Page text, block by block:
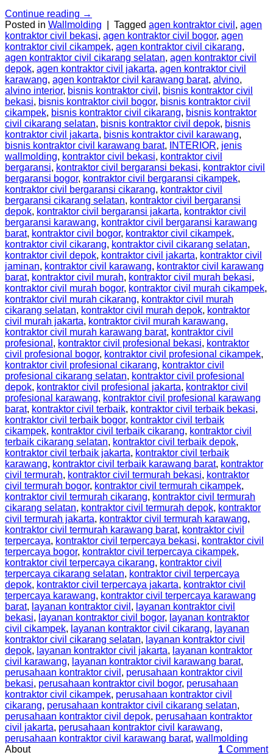
Continue reading →
Posted in Wallmolding Tagged agen kontraktor civil , agen
kontraktor civil bekasi, agen kontraktor civil bogor, agen
kontraktor civil cikampek, agen kontraktor civil cikarang,
agen kontraktor civil cikarang selatan, agen kontraktor civil
depok, agen kontraktor civil jakarta, agen kontraktor civil
karawang, agen kontraktor civil karawang barat, alvino,
alvino interior, bisnis kontraktor civil , bisnis kontraktor civil
bekasi, bisnis kontraktor civil bogor, bisnis kontraktor civil
cikampek, bisnis kontraktor civil cikarang, bisnis kontraktor
civil cikarang selatan, bisnis kontraktor civil depok, bisnis
kontraktor civil jakarta, bisnis kontraktor civil karawang,
bisnis kontraktor civil karawang barat, INTERIOR, jenis
wallmolding, kontraktor civil bekasi, kontraktor civil
bergaransi, kontraktor civil bergaransi bekasi, kontraktor civil
bergaransi bogor, kontraktor civil bergaransi cikampek,
kontraktor civil bergaransi cikarang, kontraktor civil
bergaransi cikarang selatan, kontraktor civil bergaransi
depok, kontraktor civil bergaransi jakarta, kontraktor civil
bergaransi karawang, kontraktor civil bergaransi karawang
barat, kontraktor civil bogor, kontraktor civil cikampek,
kontraktor civil cikarang, kontraktor civil cikarang selatan,
kontraktor civil depok, kontraktor civil jakarta, kontraktor civil
jaminan, kontraktor civil karawang, kontraktor civil karawang
barat, kontraktor civil murah, kontraktor civil murah bekasi,
kontraktor civil murah bogor, kontraktor civil murah cikampek,
kontraktor civil murah cikarang, kontraktor civil murah
cikarang selatan, kontraktor civil murah depok, kontraktor
civil murah jakarta, kontraktor civil murah karawang,
kontraktor civil murah karawang barat, kontraktor civil
profesional , kontraktor civil profesional bekasi, kontraktor
civil profesional bogor, kontraktor civil profesional cikampek,
kontraktor civil profesional cikarang, kontraktor civil
profesional cikarang selatan, kontraktor civil profesional
depok, kontraktor civil profesional jakarta, kontraktor civil
profesional karawang, kontraktor civil profesional karawang
barat, kontraktor civil terbaik, kontraktor civil terbaik bekasi,
kontraktor civil terbaik bogor, kontraktor civil terbaik
cikampek, kontraktor civil terbaik cikarang, kontraktor civil
terbaik cikarang selatan, kontraktor civil terbaik depok,
kontraktor civil terbaik jakarta, kontraktor civil terbaik
karawang, kontraktor civil terbaik karawang barat, kontraktor
civil termurah, kontraktor civil termurah bekasi, kontraktor
civil termurah bogor, kontraktor civil termurah cikampek,
kontraktor civil termurah cikarang, kontraktor civil termurah
cikarang selatan, kontraktor civil termurah depok, kontraktor
civil termurah jakarta, kontraktor civil termurah karawang,
kontraktor civil termurah karawang barat, kontraktor civil
terpercaya, kontraktor civil terpercaya bekasi, kontraktor civil
terpercaya bogor, kontraktor civil terpercaya cikampek,
kontraktor civil terpercaya cikarang, kontraktor civil
terpercaya cikarang selatan, kontraktor civil terpercaya
depok, kontraktor civil terpercaya jakarta, kontraktor civil
terpercaya karawang, kontraktor civil terpercaya karawang
barat, layanan kontraktor civil , layanan kontraktor civil
bekasi, layanan kontraktor civil bogor, layanan kontraktor
civil cikampek, layanan kontraktor civil cikarang, layanan
kontraktor civil cikarang selatan, layanan kontraktor civil
depok, layanan kontraktor civil jakarta, layanan kontraktor
civil karawang, layanan kontraktor civil karawang barat,
perusahaan kontraktor civil , perusahaan kontraktor civil
bekasi, perusahaan kontraktor civil bogor, perusahaan
kontraktor civil cikampek, perusahaan kontraktor civil
cikarang, perusahaan kontraktor civil cikarang selatan,
perusahaan kontraktor civil depok, perusahaan kontraktor
civil jakarta, perusahaan kontraktor civil karawang,
perusahaan kontraktor civil karawang barat, wallmolding
1 Comment
About